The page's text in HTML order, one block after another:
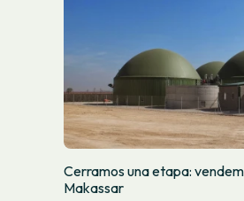
Cerramos una etapa:
Makassar